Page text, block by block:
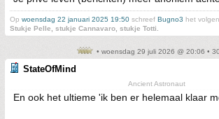
Op woensdag 22 januari 2025 19:50 schreef Bugno3 het
Stukje Pelle, stukje Cannavaro, stukje Totti.
• woensdag 29 juli 2026 @ 20:06 •
StateOfMind
Ancient Astronaut
En ook het ultieme 'ik ben er helemaal klaar